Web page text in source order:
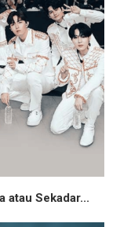
atau Sekadar...